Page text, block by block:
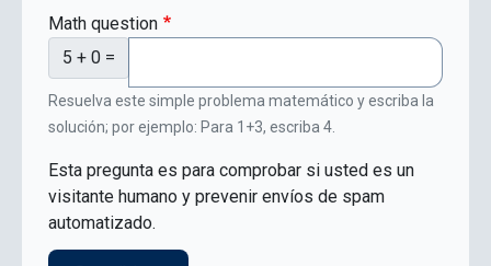
Math question
5 + 0 =
Resuelva este simple problema matemático y escriba la
solución; por ejemplo: Para 1+3, escriba 4.
Esta pregunta es para comprobar si usted es un
visitante humano y prevenir envíos de spam
automatizado.